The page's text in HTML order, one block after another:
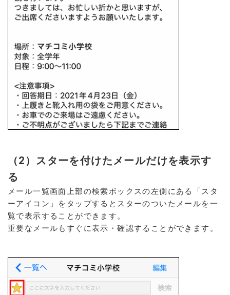
（2）スターを付けたメールだけを表示す
る
メール一覧画面上部の検索ボックスの左側にある「スタ
ーアイコン」をタップするとスターのついたメールを一
覧で表示することができます。
重要なメールもすぐに表示・確認することができます。